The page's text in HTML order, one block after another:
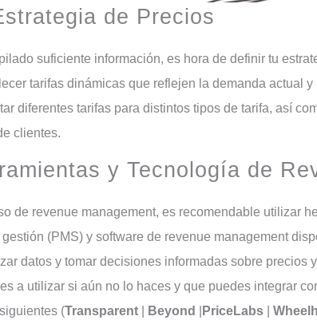
de Precios
tarifas dinámicas que reflejen la demanda actual
diferentes tarifas para distintos tipos de tarifa, así
clientes.
y Tecnología de
(PMS) y software de revenue management
datos y tomar decisiones informadas sobre precios
a utilizar si aún no lo haces y que puedes integrar
(Transparent Beyond PriceLabs